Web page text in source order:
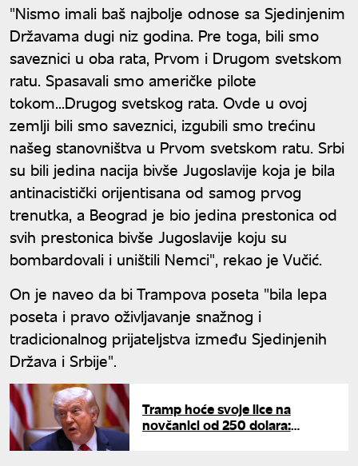
"Nismo imali baš najbolje odnose sa Sjedinjenim
Državama dugi niz godina. Pre toga, bili smo
saveznici u oba rata, Prvom i Drugom svetskom
ratu. Spasavali smo američke pilote
tokom...Drugog svetskog rata. Ovde u ovoj
zemlji bili smo saveznici, izgubili smo trećinu
našeg stanovništva u Prvom svetskom ratu. Srbi
su bili jedina nacija bivše Jugoslavije koja je bila
antinacistički orijentisana od samog prvog
trenutka, a Beograd je bio jedina prestonica od
svih prestonica bivše Jugoslavije koju su
bombardovali i uništili Nemci", rekao je Vučić.
On je naveo da bi Trampova poseta "bila lepa
poseta i pravo oživljavanje snažnog i
tradicionalnog prijateljstva između Sjedinjenih
Država i Srbije".
Tramp hoće svoje lice na
novčanici od 250 dolara: